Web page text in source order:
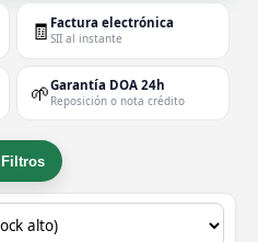
🧾 Factura electrónica
SII al instante
🌱Garantía DOA 24h
Reposición o nota crédito
Filtros